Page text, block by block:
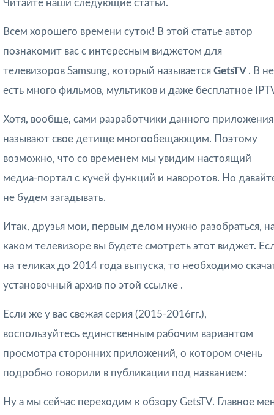
Читайте наши следующие статьи.
Всем хорошего времени суток! В этой статье автор
познакомит вас с интересным виджетом для
телевизоров Samsung, который называется GetsTV . В
есть много фильмов, мультиков и даже бесплатное
Хотя, вообще, сами разработчики данного приложения
называют свое детище многообещающим. Поэтому
возможно, что со временем мы увидим настоящий
медиа-портал с кучей функций и наворотов. Но
не будем загадывать.
Итак, друзья мои, первым делом нужно разобраться,
каком телевизоре вы будете смотреть этот виджет.
на теликах до 2014 года выпуска, то необходимо
установочный архив по этой ссылке .
Если же у вас свежая серия (2015-2016гг.),
воспользуйтесь единственным рабочим вариантом
просмотра сторонних приложений, о котором очень
подробно говорили в публикации под названием:
Ну а мы сейчас переходим к обзору GetsTV. Главное